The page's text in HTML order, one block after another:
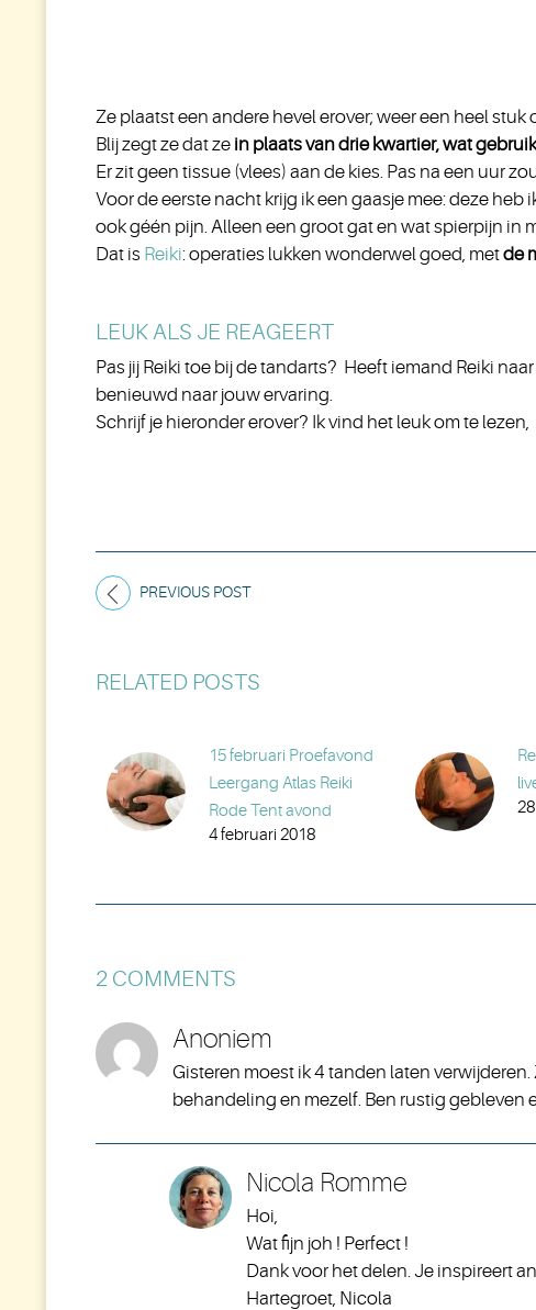
Ze plaatst een andere hevel erover; weer een heel
Blij zegt ze dat ze in plaats van drie kwartier, wat g
Er zit geen tissue (vlees) aan de kies. Pas na een uur
Voor de eerste nacht krijg ik een gaasje mee: deze
ook géén pijn. Alleen een groot gat en wat spierpijn in
Dat is Reiki: operaties lukken wonderwel goed, metde
LEUK ALS JE REAGEERT
Pas jij Reiki toe bij de tandarts? Heeft iemand Reiki
benieuwd naar jouw ervaring.
Schrijf je hieronder erover? Ik vind het leuk om te
PREVIOUS POST
RELATED POSTS
15 februari Proefavond
Leergang Atlas Reiki
Rode Tent avond
4 februari 2018
2 COMMENTS
Anoniem
Gisteren moest ik 4 tanden laten
behandeling en mezelf. Ben rustig gebleven
Nicola Romme
Hoi,
Wat fijn joh ! Perfect !
Dank voor het delen. Je inspireert
Hartegroet, Nicola